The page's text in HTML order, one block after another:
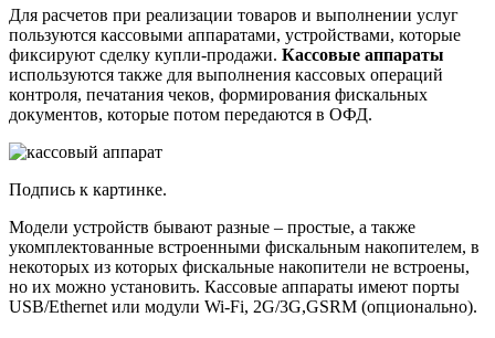
Для расчетов при реализации товаров и выполнении услуг
пользуются кассовыми аппаратами, устройствами, которые
фиксируют сделку купли-продажи. Кассовые аппараты
используются также для выполнения кассовых операций
контроля, печатания чеков, формирования фискальных
документов, которые потом передаются в ОФД.
Подпись к картинке.
Модели устройств бывают разные – простые, а также
укомплектованные встроенными фискальным накопителем, в
некоторых из которых фискальные накопители не встроены,
но их можно установить. Кассовые аппараты имеют порты
USB/Ethernet или модули Wi-Fi, 2G/3G,GSRM (опционально).